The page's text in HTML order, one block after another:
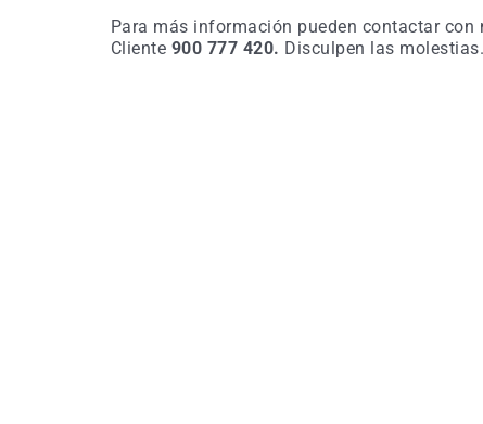
Para más información pueden contactar
Cliente 900 777 420. Disculpen las molestias.